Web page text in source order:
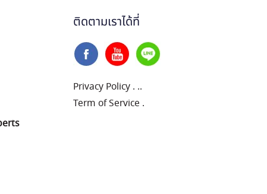
ติดตามเราได้ที่
Privacy Policy . ..
Term of Service .